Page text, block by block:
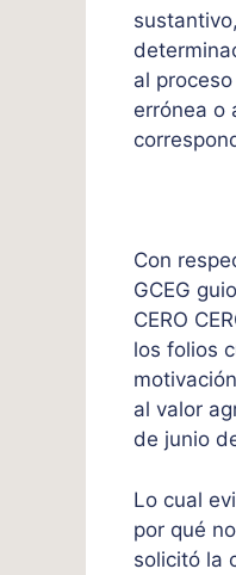
al
errónea o
Con
GCEG
CERO
los folios
al valor
de junio
Lo cual
por qué
solicitó la